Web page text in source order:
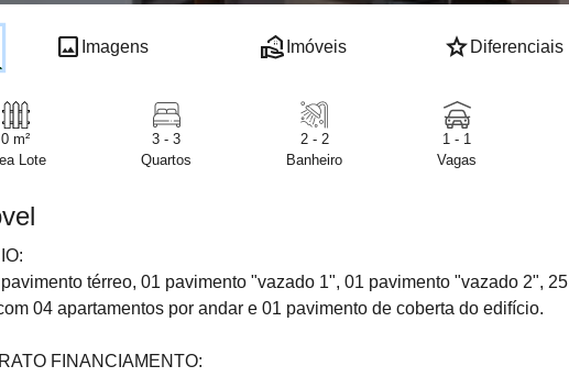
image Imagens real_estate_agent Imóveis star Diferenciais
0 m²
Lote
3 - 3
Quartos
2 - 2
Banheiro
1 - 1
Vagas
térreo, 01 pavimento "vazado 1", 01 pavimento "vazado 2", 25
04 apartamentos por andar e 01 pavimento de coberta do edifício.
FINANCIAMENTO: